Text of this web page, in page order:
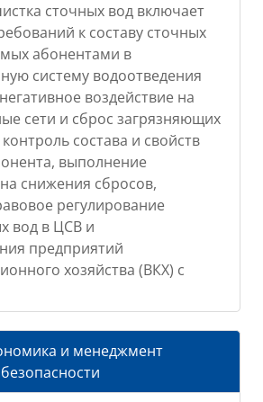
сточных вод включает
к составу сточных
абонентами в
систему водоотведения
воздействие на
сети и сброс загрязняющих
состава и свойств
выполнение
снижения сбросов,
регулирование
вод в ЦСВ и
предприятий
хозяйства (ВКХ) с
и менеджмент